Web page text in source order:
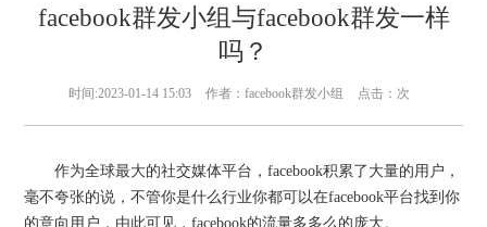
facebook群发小组与facebook群发一样
吗？
时间:2023-01-14 15:03 作者：facebook群发小组 点击： 次
作为全球最大的社交媒体平台，facebook积累了大量的用户，
毫不夸张的说，不管你是什么行业你都可以在facebook平台找到你
的意向用户，由此可见，facebook的流量多多么的庞大。